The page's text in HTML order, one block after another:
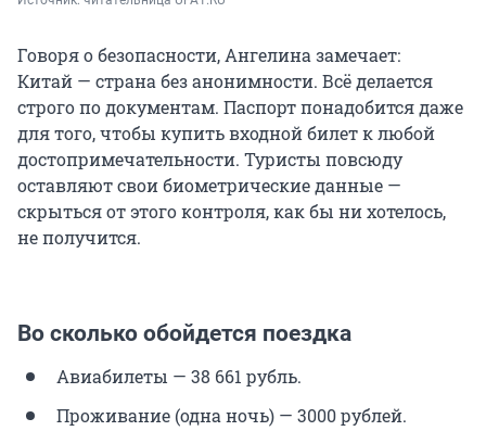
Говоря о безопасности, Ангелина замечает:
Китай — страна без анонимности. Всё делается
строго по документам. Паспорт понадобится даже
для того, чтобы купить входной билет к любой
достопримечательности. Туристы повсюду
оставляют свои биометрические данные —
скрыться от этого контроля, как бы ни хотелось,
не получится.
Во сколько обойдется поездка
Авиабилеты — 38 661 рубль.
Проживание (одна ночь) — 3000 рублей.